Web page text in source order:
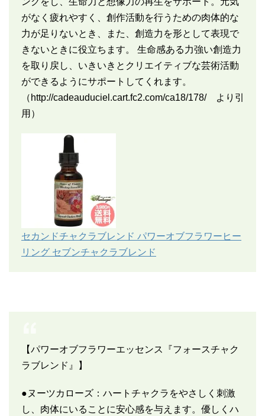
がなく疲れやすく、創作活動を行うための肉体的な
力が足りないとき、また、創造力を形として表現で
きないときに役立ちます。 生命感ある力強い創造力
を取り戻し、いきいきとクリエイティブな芸術活動
ができるようにサポートしてくれます。
（ http://cadeauduciel.cart.fc2.com/ca18/178/より引
用）
セカンドチャクラブレンド パワーオブフラワーヒー
リング セブンチャクラブレンド
【パワーオブフラワーエッセンス『フォースチャク
ラブレンド』】
●ヌーツカローズ：ハートチャクラをやさしく刺激
し、肉体にいることに安心感を与えます。優しくハ